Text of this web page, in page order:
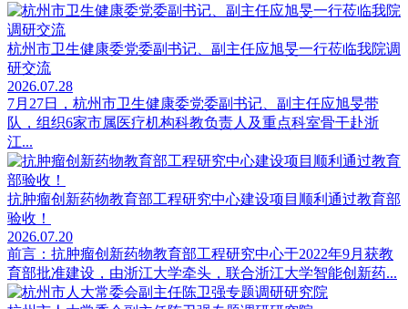
杭州市卫生健康委党委副书记、副主任应旭旻一行莅临我院调
研交流
2026.07.28
7月27日，杭州市卫生健康委党委副书记、副主任应旭旻带
队，组织6家市属医疗机构科教负责人及重点科室骨干赴浙
江...
抗肿瘤创新药物教育部工程研究中心建设项目顺利通过教育部
验收！
2026.07.20
前言：抗肿瘤创新药物教育部工程研究中心于2022年9月获教
育部批准建设，由浙江大学牵头，联合浙江大学智能创新药...